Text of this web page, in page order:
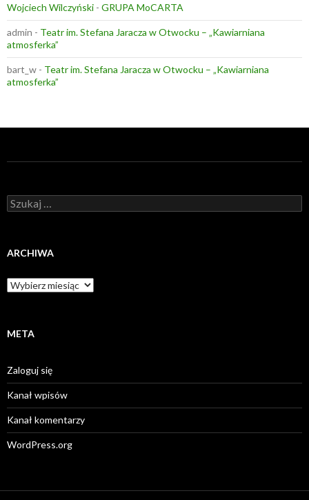
Wojciech Wilczyński - GRUPA MoCARTA
admin - Teatr im. Stefana Jaracza w Otwocku – „Kawiarniana
atmosferka”
bart_w - Teatr im. Stefana Jaracza w Otwocku – „Kawiarniana
atmosferka”
Szukaj:
ARCHIWA
Archiwa
META
Zaloguj się
Kanał wpisów
Kanał komentarzy
WordPress.org